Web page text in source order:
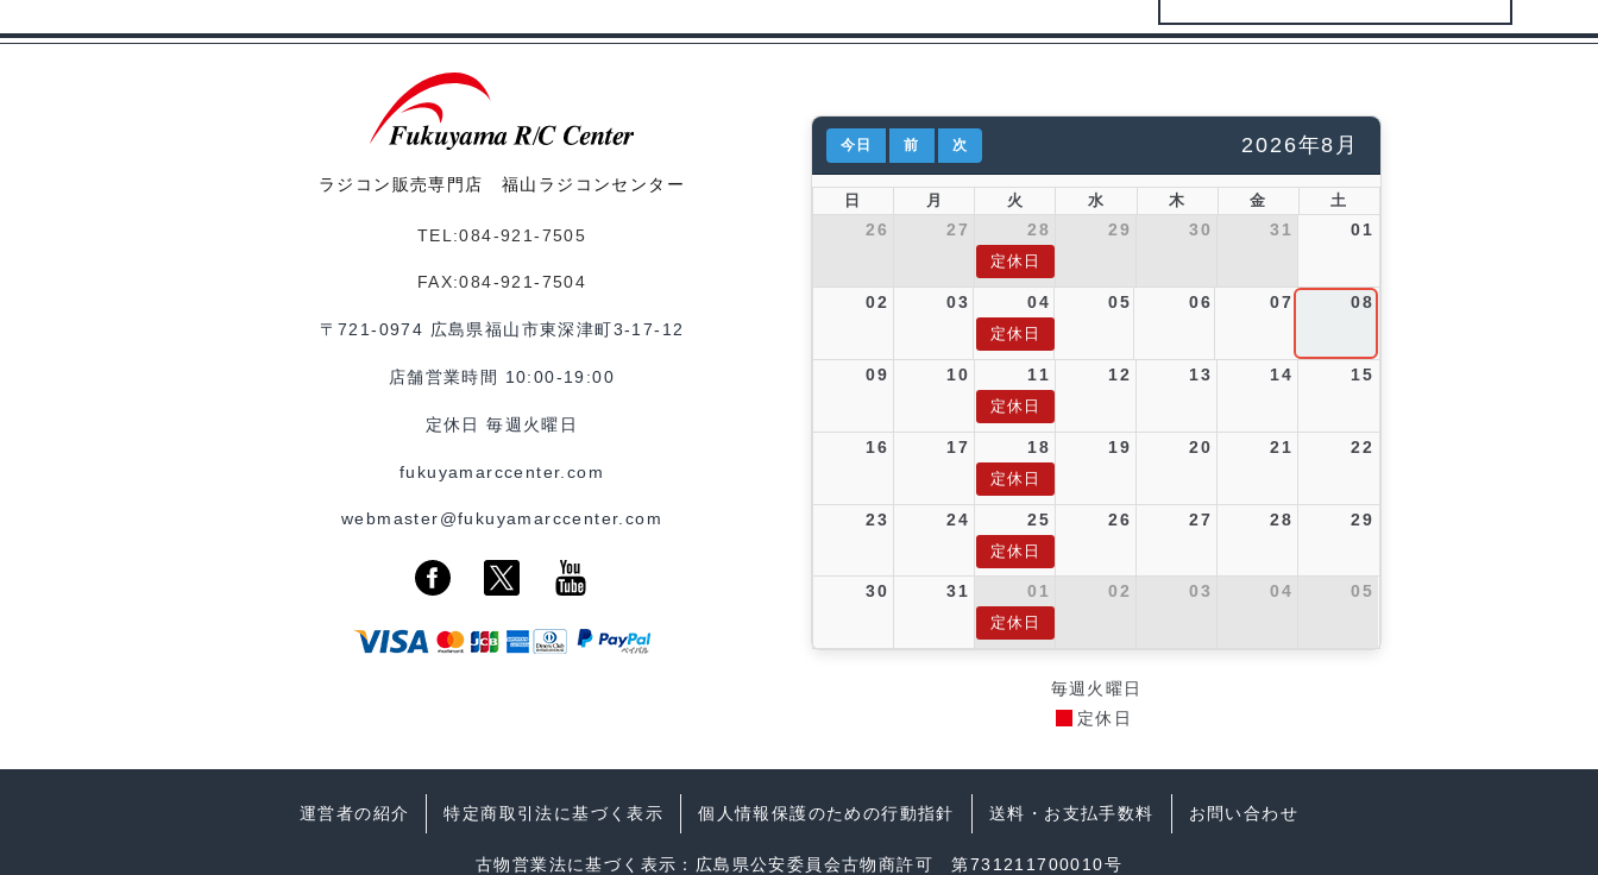
g
t
ラジコン販売専門店 福山ラジコンセンター
TEL:084-921-7505
FAX:084-921-7504
〒721-0974 広島県福山市東深津町3-17-12
店舗営業時間 10:00-19:00
定休日 毎週火曜日
fukuyamarccenter.com
webmaster@fukuyamarccenter.com
今日 前 次 2026年8月
日 月 火 水 木 金 土
26 27 28 29 30 31 01
定休日
02 03 04 05 06 07 08
定休日
09 10 11 12 13 14 15
定休日
16 17 18 19 20 21 22
定休日
23 24 25 26 27 28 29
定休日
30 31 01 02 03 04 05
定休日
毎週火曜日
定休日
運営者の紹介 特定商取引法に基づく表示 個人情報保護のための行動指針 送料・お支払手数料 お問い合わせ
古物営業法に基づく表示：広島県公安委員会古物商許可 第731211700010号